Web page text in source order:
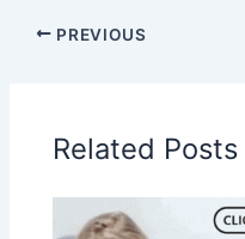
PREVIOUS
Related Posts